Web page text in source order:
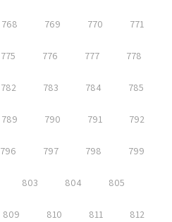
768 769 770 771
775 776 777 778
782 783 784 785
789 790 791 792
796 797 798 799
803 804 805
809 810 811 812